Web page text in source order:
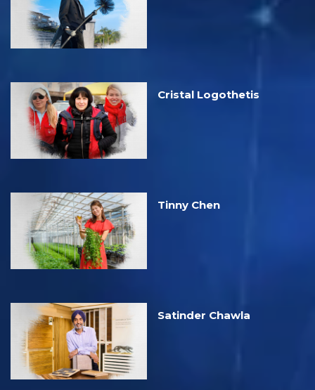
Cristal Logothetis
Tinny Chen
Satinder Chawla